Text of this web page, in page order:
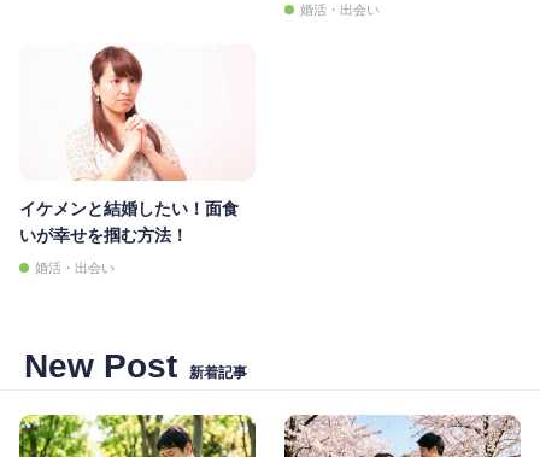
婚活・出会い
イケメンと結婚したい！面食
いが幸せを掴む方法！
婚活・出会い
New Post 新着記事